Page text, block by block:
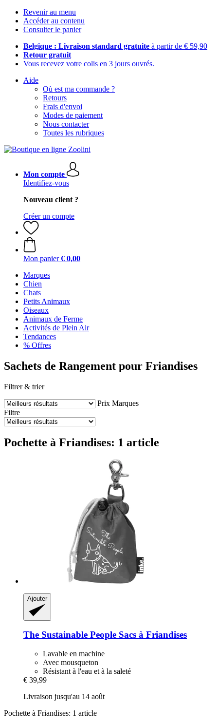
Revenir au menu
Accéder au contenu
Consulter le panier
Belgique : Livraison standard gratuite à partir de € 59,90
Retour gratuit
Vous recevez votre colis en 3 jours ouvrés.
Aide
Où est ma commande ?
Retours
Frais d'envoi
Modes de paiement
Nous contacter
Toutes les rubriques
Mon compte
Identifiez-vous
Nouveau client ?
Créer un compte
Mon panier € 0,00
Marques
Chien
Chats
Petits Animaux
Oiseaux
Animaux de Ferme
Activités de Plein Air
Tendances
% Offres
Sachets de Rangement pour Friandises
Filtrer & trier
Prix Marques
Filtre
Pochette à Friandises: 1 article
Ajouter
The Sustainable People Sacs à Friandises
Lavable en machine
Avec mousqueton
Résistant à l'eau et à la saleté
€ 39,99
Livraison jusqu'au 14 août
Pochette à Friandises: 1 article